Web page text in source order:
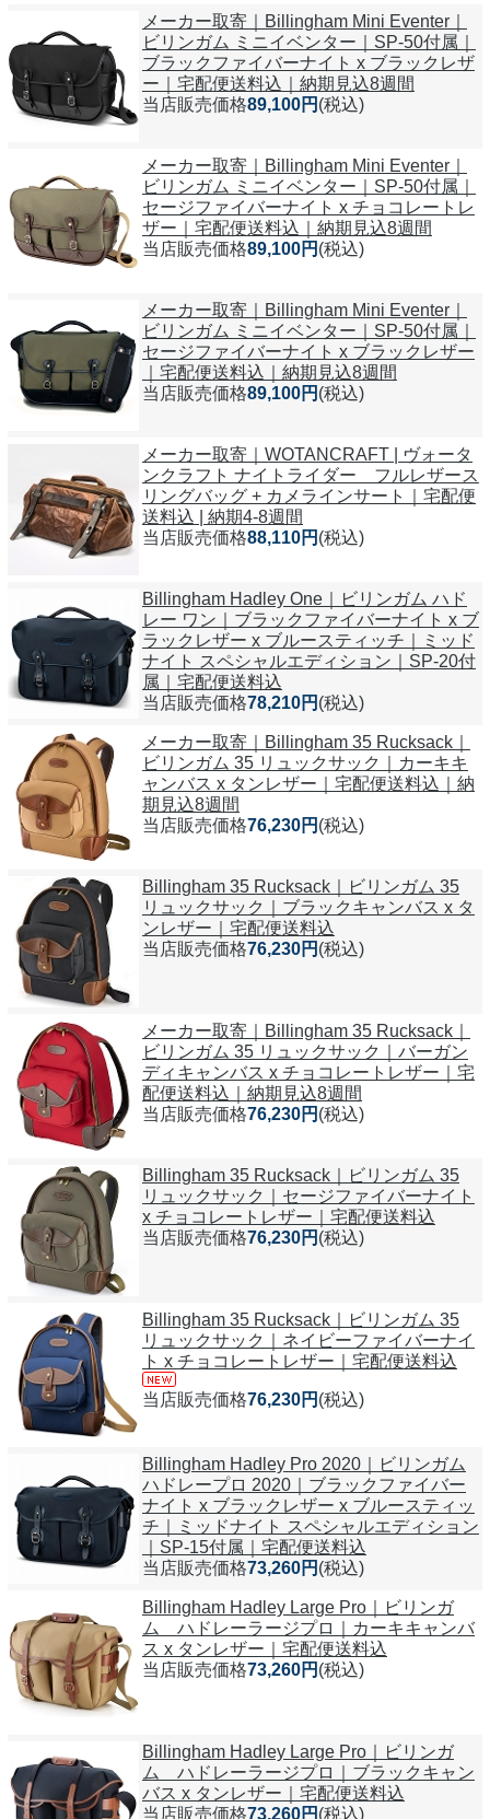
メーカー取寄｜Billingham Mini Eventer｜
ビリンガム ミニイベンター｜SP-50付属｜
ブラックファイバーナイト x ブラックレザ
ー｜宅配便送料込｜納期見込8週間
当店販売価格89,100円 (税込)
メーカー取寄｜Billingham Mini Eventer｜
ビリンガム ミニイベンター｜SP-50付属｜
セージファイバーナイト x チョコレートレ
ザー｜宅配便送料込｜納期見込8週間
当店販売価格89,100円 (税込)
メーカー取寄｜Billingham Mini Eventer｜
ビリンガム ミニイベンター｜SP-50付属｜
セージファイバーナイト x ブラックレザー
｜宅配便送料込｜納期見込8週間
当店販売価格89,100円 (税込)
メーカー取寄｜WOTANCRAFT | ヴォータ
ンクラフト ナイトライダー フルレザース
リングバッグ + カメラインサート｜宅配便
送料込 | 納期4-8週間
当店販売価格88,110円 (税込)
Billingham Hadley One｜ビリンガム ハド
レー ワン｜ブラックファイバーナイト x ブ
ラックレザー x ブルースティッチ｜ミッド
ナイト スペシャルエディション｜SP-20付
属｜宅配便送料込
当店販売価格78,210円 (税込)
メーカー取寄｜Billingham 35 Rucksack｜
ビリンガム 35 リュックサック｜カーキキ
ャンバス x タンレザー｜宅配便送料込｜納
期見込8週間
当店販売価格76,230円 (税込)
Billingham 35 Rucksack｜ビリンガム 35
リュックサック｜ブラックキャンバス x タ
ンレザー｜宅配便送料込
当店販売価格76,230円 (税込)
メーカー取寄｜Billingham 35 Rucksack｜
ビリンガム 35 リュックサック｜バーガン
ディキャンバス x チョコレートレザー｜宅
配便送料込｜納期見込8週間
当店販売価格76,230円 (税込)
Billingham 35 Rucksack｜ビリンガム 35
リュックサック｜セージファイバーナイト
x チョコレートレザー｜宅配便送料込
当店販売価格76,230円 (税込)
Billingham 35 Rucksack｜ビリンガム 35
リュックサック｜ネイビーファイバーナイ
ト x チョコレートレザー｜宅配便送料込
当店販売価格76,230円 (税込)
Billingham Hadley Pro 2020｜ビリンガム
ハドレープロ 2020｜ブラックファイバー
ナイト x ブラックレザー x ブルースティッ
チ｜ミッドナイト スペシャルエディション
｜SP-15付属｜宅配便送料込
当店販売価格73,260円 (税込)
Billingham Hadley Large Pro｜ビリンガ
ム ハドレーラージプロ｜カーキキャンバ
ス x タンレザー｜宅配便送料込
当店販売価格73,260円 (税込)
Billingham Hadley Large Pro｜ビリンガ
ム ハドレーラージプロ｜ブラックキャン
バス x タンレザー｜宅配便送料込
当店販売価格73,260円 (税込)